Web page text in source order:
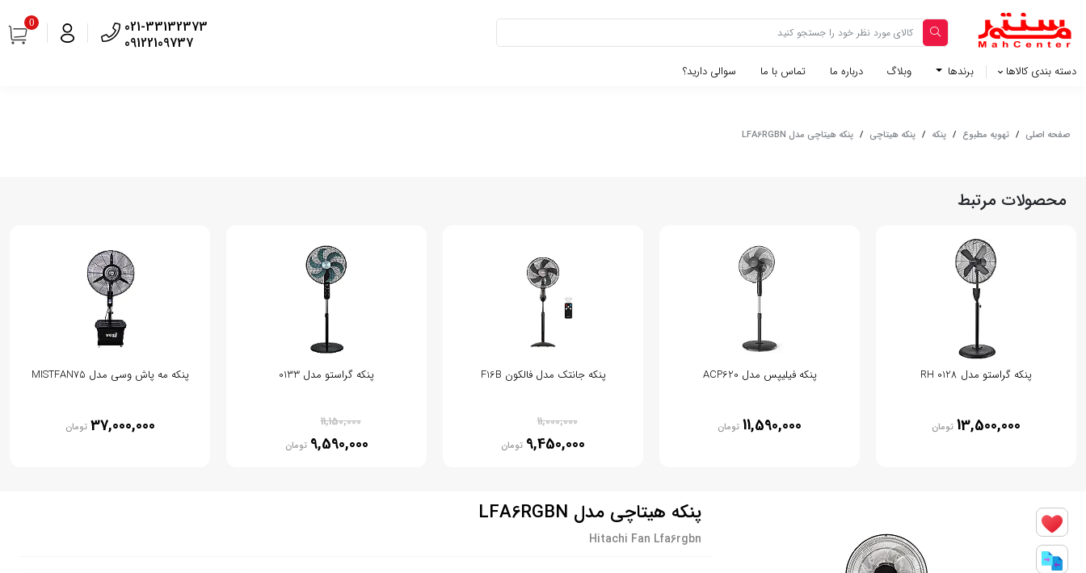
021-33132373
09122109737
0
دسته بندی کالاها برندها وبلاگ‌ درباره ما تماس با ما سوالی دارید؟
صفحه اصلی / تهویه مطبوع / پنکه / پنکه هیتاچی / پنکه هیتاچی مدل LFA6RGBN
محصولات مرتبط
پنکه گراستو مدل RH 0128
13,500,000 تومان
پنکه فیلیپس مدل ACP620
11,590,000 تومان
پنکه جانتک مدل فالکون F16B
11,000,000
9,450,000 تومان
پنکه گراستو مدل 0133
11,150,000
9,590,000 تومان
پنکه مه پاش وسی مدل MISTFAN75
37,000,000 تومان
پنکه هیتاچی مدل LFA6RGBN
Hitachi Fan Lfa6rgbn